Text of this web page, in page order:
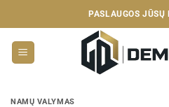
to
content
PASLAUGOS
NAMŲ VALYMAS